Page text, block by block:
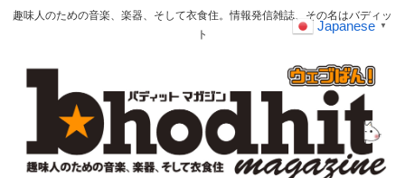
趣味人のための音楽、楽器、そして衣食住。情報発信雑誌、その名はバディッ
ト
Japanese ▼